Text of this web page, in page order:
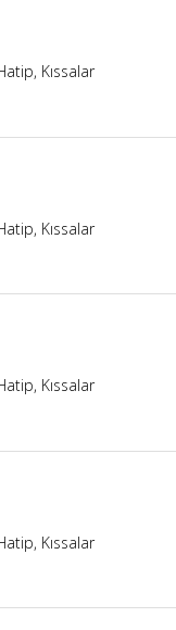
Kıssalar
Kıssalar
Kıssalar
Kıssalar